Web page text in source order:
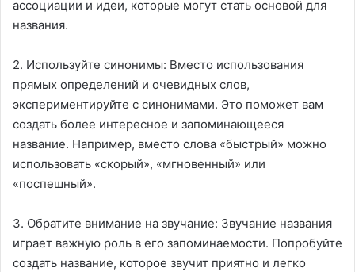
ассоциации и идеи, которые могут стать основой для
названия.
2. Используйте синонимы: Вместо использования
прямых определений и очевидных слов,
экспериментируйте с синонимами. Это поможет вам
создать более интересное и запоминающееся
название. Например, вместо слова «быстрый» можно
использовать «скорый», «мгновенный» или
«поспешный».
3. Обратите внимание на звучание: Звучание названия
играет важную роль в его запоминаемости. Попробуйте
создать название, которое звучит приятно и легко